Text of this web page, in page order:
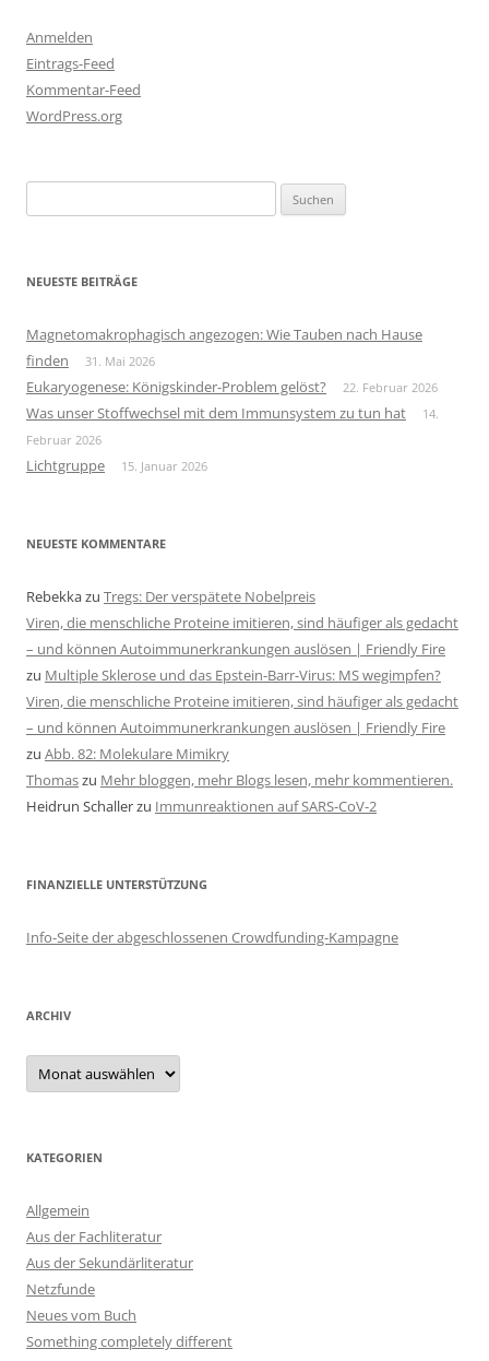
Anmelden
Eintrags-Feed
Kommentar-Feed
WordPress.org
nach:
NEUESTE BEITRÄGE
Magnetomakrophagisch angezogen: Wie Tauben nach Hause
finden
31. Mai 2026
Eukaryogenese: Königskinder-Problem gelöst? 22. Februar 2026
Was unser Stoffwechsel mit dem Immunsystem zu tun hat
14.
Februar 2026
Lichtgruppe 15. Januar 2026
NEUESTE KOMMENTARE
Rebekkazu Tregs: Der verspätete Nobelpreis
Viren, die menschliche Proteine imitieren, sind häufiger als gedacht
– und können Autoimmunerkrankungen auslösen | Friendly Fire
zu Multiple Sklerose und das Epstein-Barr-Virus: MS wegimpfen?
Viren, die menschliche Proteine imitieren, sind häufiger als gedacht
– und können Autoimmunerkrankungen auslösen | Friendly Fire
zu Abb. 82: Molekulare Mimikry
Thomaszu Mehr bloggen, mehr Blogs lesen, mehr kommentieren.
Heidrun Schallerzu Immunreaktionen auf SARS-CoV-2
FINANZIELLE UNTERSTÜTZUNG
Info-Seite der abgeschlossenen Crowdfunding-Kampagne
ARCHIV
Archiv
KATEGORIEN
Allgemein
Aus der Fachliteratur
Aus der Sekundärliteratur
Netzfunde
Neues vom Buch
Something completely different